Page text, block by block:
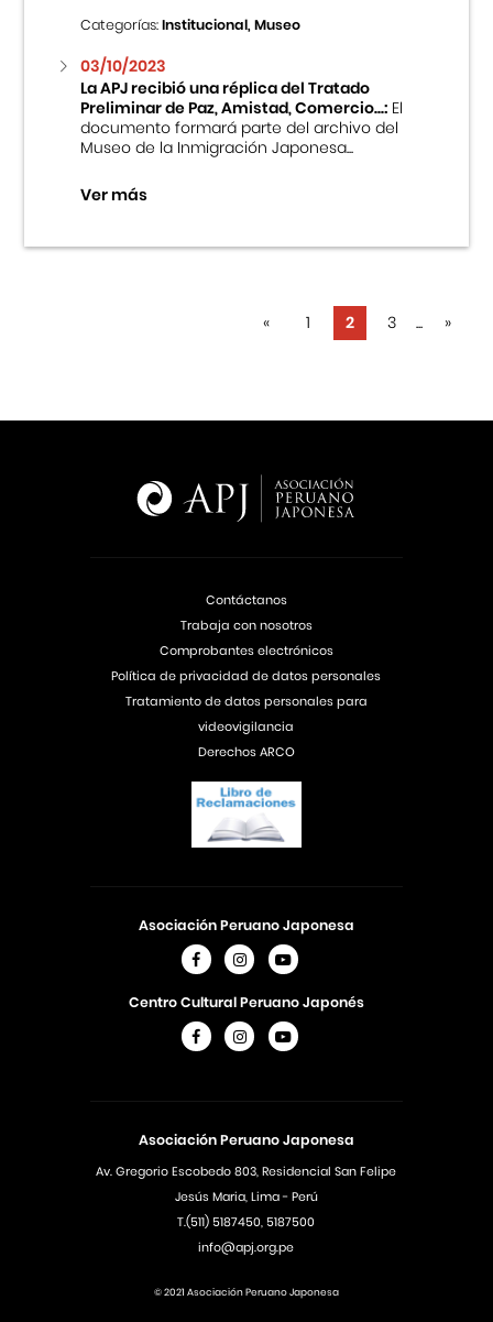
Categorías:Institucional, Museo
03/10/2023
La APJ recibió una réplica del Tratado
Preliminar de Paz, Amistad, Comercio...:El
documento formará parte del archivo del
Museo de la Inmigración Japonesa...
Ver más
« 1 2 3 ... »
Asociación Peruano Japonesa
Av. Gregorio Escobedo 803, Residencial San Felipe
Jesús Maria, Lima - Perú
T.(511) 5187450, 5187500
info@apj.org.pe
Asociación Peruano Japonesa
Centro Cultural Peruano Japonés
Contáctanos
Trabaja con nosotros
Comprobantes electrónicos
Política de privacidad de datos personales
Tratamiento de datos personales para
videovigilancia
Derechos ARCO
© 2021 Asociación Peruano Japonesa